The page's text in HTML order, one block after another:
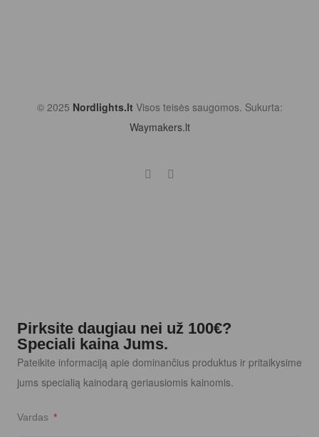
© 2025 Nordlights.lt Visos teisės saugomos. Sukurta:
Waymakers.lt
Pirksite daugiau nei už 100€?
Speciali kaina Jums.
Pateikite informaciją apie dominančius produktus ir pritaikysime
jums specialią kainodarą geriausiomis kainomis.
Vardas